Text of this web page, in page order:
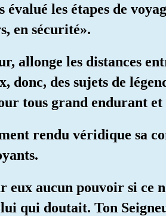
les étapes de
en sécurité».
allonge les distances
donc, des sujets de
tous grand endurant
rendu véridique sa
aucun pouvoir si ce
qui doutait. Ton